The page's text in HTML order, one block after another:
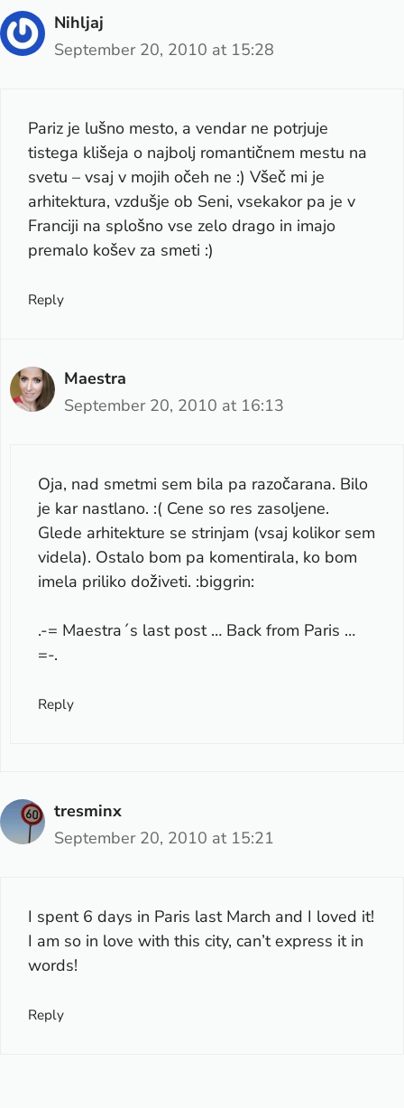
Nihljaj
September 20, 2010 at 15:28
Pariz je lušno mesto, a vendar ne potrjuje
tistega klišeja o najbolj romantičnem mestu na
svetu – vsaj v mojih očeh ne :) Všeč mi je
arhitektura, vzdušje ob Seni, vsekakor pa je v
Franciji na splošno vse zelo drago in imajo
premalo košev za smeti :)
Reply
Maestra
September 20, 2010 at 16:13
Oja, nad smetmi sem bila pa razočarana. Bilo
je kar nastlano. :( Cene so res zasoljene.
Glede arhitekture se strinjam (vsaj kolikor sem
videla). Ostalo bom pa komentirala, ko bom
imela priliko doživeti. :biggrin:
.-= Maestra´s last post … Back from Paris …
=-.
Reply
tresminx
September 20, 2010 at 15:21
I spent 6 days in Paris last March and I loved it!
I am so in love with this city, can’t express it in
words!
Reply